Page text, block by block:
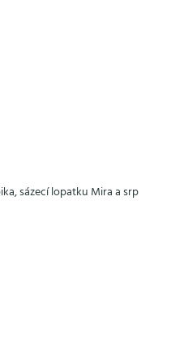
sázecí lopatku Mira a srp